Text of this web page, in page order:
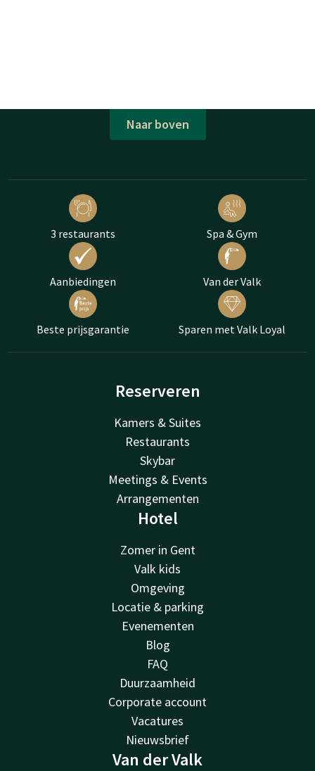
Naar boven
3 restaurants Spa & Gym
Aanbiedingen Van der Valk
Beste prijsgarantie Sparen met Valk Loyal
Reserveren
Kamers & Suites
Restaurants
Skybar
Meetings & Events
Arrangementen
Hotel
Zomer in Gent
Valk kids
Omgeving
Locatie & parking
Evenementen
Blog
FAQ
Duurzaamheid
Corporate account
Vacatures
Nieuwsbrief
Van der Valk